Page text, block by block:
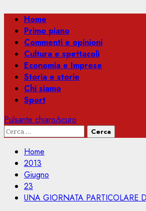
Menu
principale
Home
Primo piano
Commenti e opinioni
Cultura e spettacoli
Economia e Imprese
Storia e storie
Chi siamo
Sport
Pulsante chiaro/scuro
Ricerca
Home
2013
Giugno
23
UNA GIORNATA PARTICOLARE